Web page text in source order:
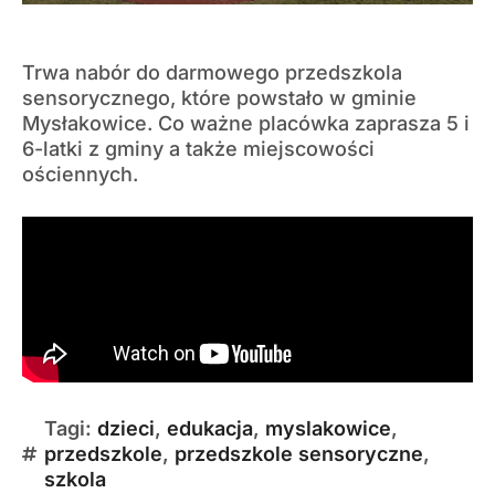
Trwa nabór do darmowego przedszkola
sensorycznego, które powstało w gminie
Mysłakowice. Co ważne placówka zaprasza 5 i
6-latki z gminy a także miejscowości
ościennych.
Tagi: dzieci, edukacja, myslakowice,
przedszkole, przedszkole sensoryczne,
szkola